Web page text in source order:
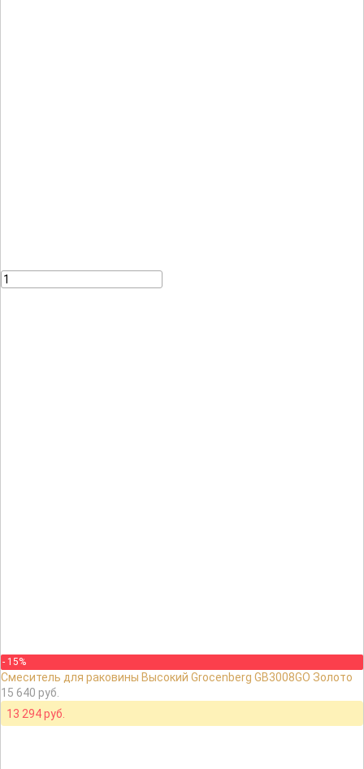
- 15%
Смеситель для раковины Высокий Grocenberg GB3008GO Золото
15 640 руб.
13 294 руб.